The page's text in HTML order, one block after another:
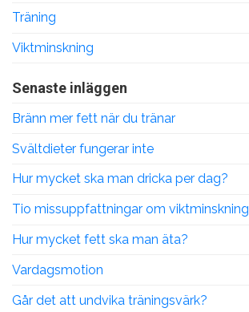
Träning
Viktminskning
Senaste inläggen
Bränn mer fett när du tränar
Svältdieter fungerar inte
Hur mycket ska man dricka per dag?
Tio missuppfattningar om viktminskning
Hur mycket fett ska man äta?
Vardagsmotion
Går det att undvika träningsvärk?